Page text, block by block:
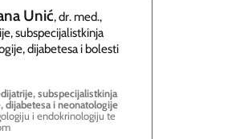
Unić, dr. med.,
subspecijalistkinja
dijabetesa i bolesti
subspecijalistkinja
dijabetesa i neonatologije
i endokrinologiju te